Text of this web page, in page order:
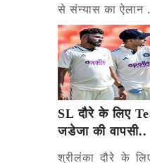
से संन्यास का ऐलान
SL दौरे के लिए
जडेजा की वापसी..
श्रीलंका दौरे के